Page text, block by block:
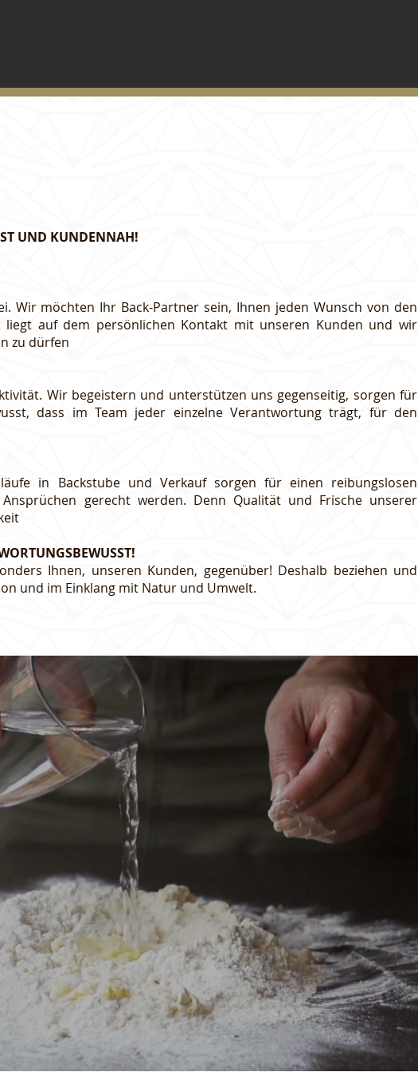
UND KUNDENNAH!
Wir möchten Ihr Back-Partner sein, Ihnen jeden Wunsch von den
auf dem persönlichen Kontakt mit unseren Kunden und wir
zu dürfen
Wir begeistern und unterstützen uns gegenseitig, sorgen für
dass im Team jeder einzelne Verantwortung trägt, für den
in Backstube und Verkauf sorgen für einen reibungslosen
gerecht werden. Denn Qualität und Frische unserer
Ihnen, unseren Kunden, gegenüber! Deshalb beziehen und
und im Einklang mit Natur und Umwelt.